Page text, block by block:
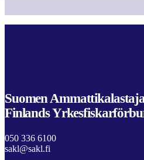
Suomen
Finlands
050 336 6100
sakl@sakl.fi